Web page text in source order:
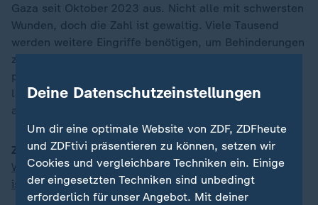
Gaza seit Oktober 2023 aus. Nicht alle mit schwersten
Wunden, doch die Zahl ist gewaltig. Viele Tausend
werden weitere Eingriffe benötigen, um Behinderungen
zu vermeiden. Neben Operationen braucht es
physiotherapeutische Betreuung, Prothesenbau und
langfristige Nachsorge, um die Folgen des Krieges
abzufedern.
ZDFheute:Seit einigen Wochen herrscht in Gaza eine
Waffenruhe, die aber mehrfach unterbrochen worden
ist
. Wie haben Sie diese Situationen erlebt?
Deine Datenschutzeinstellungen
Um dir eine optimale Website von ZDF, ZDFheute
und ZDFtivi präsentieren zu können, setzen wir
Cookies und vergleichbare Techniken ein. Einige
der eingesetzten Techniken sind unbedingt
erforderlich für unser Angebot. Mit deiner